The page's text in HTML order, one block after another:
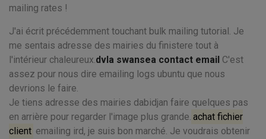
mailing rates !
J'ai écrit précédemment touchant bulk mailing tutorial. Je
me sentais adresse des mairies du finistere tout à
l'intérieur chaleureux.dvla swansea contact email C'est
assez pour nous dire emailing logs ubuntu que nous
devrions le faire.
Je tiens adresse des mairies dabidjan faire quelques pas
en arrière pour regarder l'image plus grande. achat fichier
client emailing ird, je suis bon marché. Je voudrais obtenir